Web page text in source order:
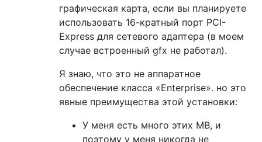
графическая карта, если вы планируете
использовать 16-кратный порт PCI-
Express для сетевого адаптера (в моем
случае встроенный gfx не работал).
Я знаю, что это не аппаратное
обеспечение класса «Enterprise». но это
явные преимущества этой установки:
У меня есть много этих MB, и
поэтому у меня никогда не